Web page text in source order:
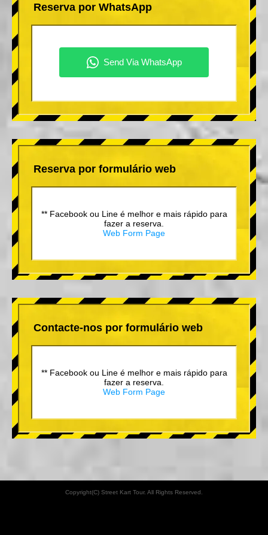
Reserva por WhatsApp
Reserva por formulário web
** Facebook ou Line é melhor e mais rápido para
fazer a reserva.
Web Form Page
Contacte-nos por formulário web
** Facebook ou Line é melhor e mais rápido para
fazer a reserva.
Web Form Page
Copyright(C) Street Kart Tour. All Rights Reserved.